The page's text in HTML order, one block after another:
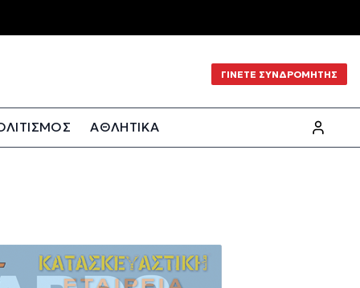
ΓΙΝΕΤΕ ΣΥΝΔΡΟΜΗΤΗΣ
ΑΘΛΗΤΙΚΑ